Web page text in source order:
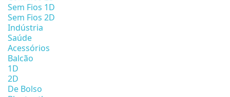
Sem Fios 1D
Sem Fios 2D
Indústria
Saúde
Acessórios
Balcão
1D
2D
De Bolso